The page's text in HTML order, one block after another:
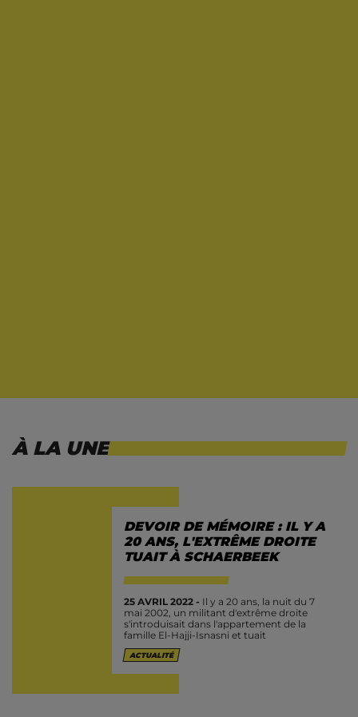
À LA UNE
DEVOIR DE MÉMOIRE : IL Y A
20 ANS, L'EXTRÊME DROITE
TUAIT À SCHAERBEEK
25 AVRIL 2022 - Il y a 20 ans, la nuit du 7
mai 2002, un militant d'extrême droite
s'introduisait dans l'appartement de la
famille El-Hajji-Isnasni et tuait
sauvagement Habiba et Ahmed devant
leurs...
ACTUALITÉ